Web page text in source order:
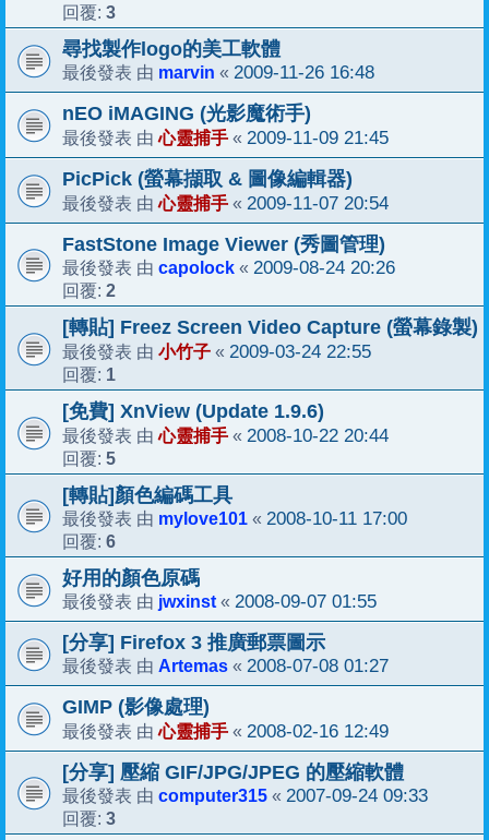
回覆: 3
尋找製作logo的美工軟體
最後發表 由 marvin « 2009-11-26 16:48
nEO iMAGING (光影魔術手)
最後發表 由心靈捕手 « 2009-11-09 21:45
PicPick (螢幕擷取 & 圖像編輯器)
最後發表 由心靈捕手 « 2009-11-07 20:54
FastStone Image Viewer (秀圖管理)
最後發表 由 capolock « 2009-08-24 20:26
回覆: 2
[轉貼] Freez Screen Video Capture (螢幕錄製)
最後發表 由 小竹子 « 2009-03-24 22:55
回覆: 1
[免費] XnView (Update 1.9.6)
最後發表 由心靈捕手 « 2008-10-22 20:44
回覆: 5
[轉貼]顏色編碼工具
最後發表 由 mylove101 « 2008-10-11 17:00
回覆: 6
好用的顏色原碼
最後發表 由 jwxinst « 2008-09-07 01:55
[分享] Firefox 3 推廣郵票圖示
最後發表 由 Artemas « 2008-07-08 01:27
GIMP (影像處理)
最後發表 由心靈捕手 « 2008-02-16 12:49
[分享] 壓縮 GIF/JPG/JPEG 的壓縮軟體
最後發表 由 computer315 « 2007-09-24 09:33
回覆: 3